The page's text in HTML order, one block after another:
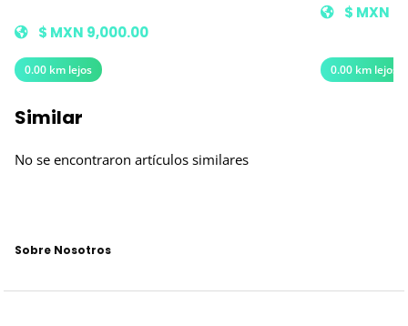
$ MXN 9,000.00
0.00 km lejos
$ MXN
0.00 km lejos
Similar
No se encontraron artículos similares
Sobre Nosotros